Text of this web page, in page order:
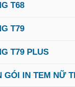
T68
T79
T79 PLUS
GÓI IN TEM NỮ